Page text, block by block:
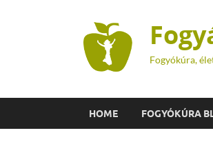
Fogyókúra,
HOME FOGYÓKÚRA